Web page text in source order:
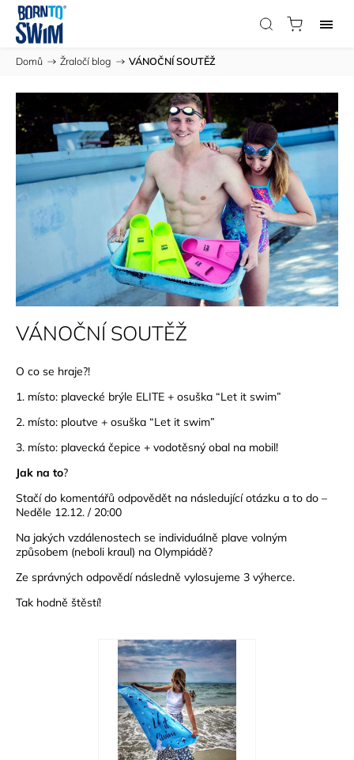
Domů / Žraločí blog / VÁNOČNÍ SOUTĚŽ
VÁNOČNÍ SOUTĚŽ
O co se hraje?!
1. místo: plavecké brýle ELITE + osuška “Let it swim”
2. místo: ploutve + osuška “Let it swim”
3. místo: plavecká čepice + vodotěsný obal na mobil!
Jak na to?
Stačí do komentářů odpovědět na následující otázku a to do –
Neděle 12.12. / 20:00
Na jakých vzdálenostech se individuálně plave volným
způsobem (neboli kraul) na Olympiádě?
Ze správných odpovědí následně vylosujeme 3 výherce.
Tak hodně štěstí!